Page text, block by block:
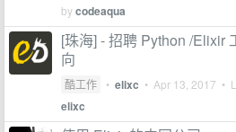
bycodeaqua
[珠海] - 招聘 Python /Elixir
向
酷工作 • elixc • Apr 13, 2017 •
elixc